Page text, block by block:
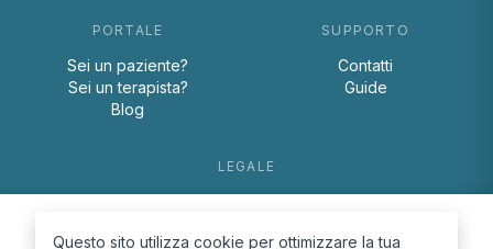
PORTALE
Sei un paziente?
Sei un terapista?
Blog
SUPPORTO
Contatti
Guide
LEGALE
Cookie Policy
Questo sito utilizza cookie per ottimizzare la tua